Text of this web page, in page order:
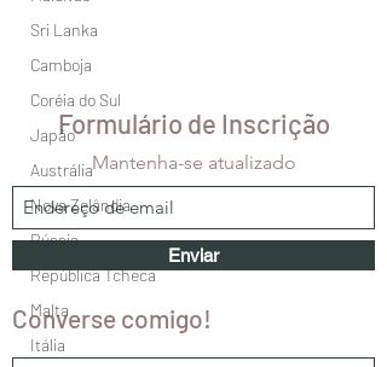
Formulário de Inscrição
Mantenha-se atualizado
Enviar
Sri Lanka
Camboja
Coréia do Sul
Japão
Austrália
Nova Zelândia
Rússia
República Tcheca
Malta
Itália
Converse comigo!